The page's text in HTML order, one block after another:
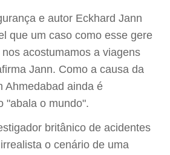
e autor Eckhard Jann
que um caso como esse gere
acostumamos a viagens
Jann. Como a causa da
Ahmedabad ainda é
"abala o mundo".
britânico de acidentes
o cenário de uma